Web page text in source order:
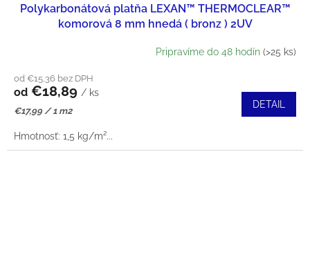
Polykarbonátová platňa LEXAN™ THERMOCLEAR™
komorová 8 mm hnedá ( bronz ) 2UV
Pripravíme do 48 hodín (>25 ks)
od €15,36 bez DPH
od €18,89 / ks
Jednotková
€17,99 / 1 m2
DETAIL
Hmotnosť: 1,5 kg/m²...